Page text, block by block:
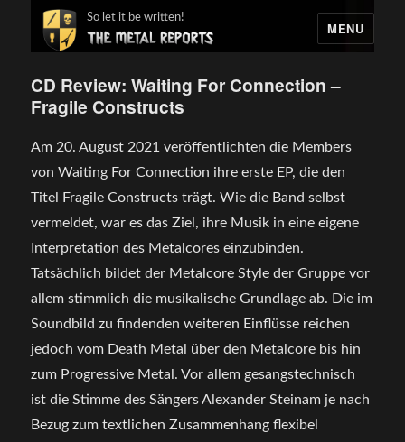
MENU
So let it be written!
CD Review: Waiting For Connection –
Fragile Constructs
Am 20. August 2021 veröffentlichten die Members
von Waiting For Connection ihre erste EP, die den
Titel Fragile Constructs trägt. Wie die Band selbst
vermeldet, war es das Ziel, ihre Musik in eine eigene
Interpretation des Metalcores einzubinden.
Tatsächlich bildet der Metalcore Style der Gruppe vor
allem stimmlich die musikalische Grundlage ab. Die im
Soundbild zu findenden weiteren Einflüsse reichen
jedoch vom Death Metal über den Metalcore bis hin
zum Progressive Metal. Vor allem gesangstechnisch
ist die Stimme des Sängers Alexander Steinam je nach
Bezug zum textlichen Zusammenhang flexibel